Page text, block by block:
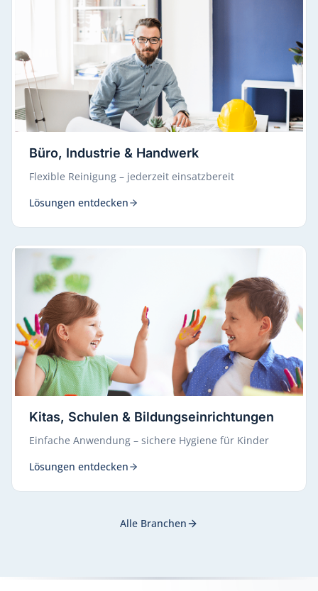
Büro, Industrie & Handwerk
Flexible Reinigung – jederzeit einsatzbereit
Lösungen entdecken
Kitas, Schulen & Bildungseinrichtungen
Einfache Anwendung – sichere Hygiene für Kinder
Lösungen entdecken
Alle Branchen